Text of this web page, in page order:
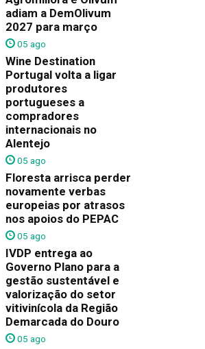
adiam a DemOlivum
2027 para março
05 ago
Wine Destination
Portugal volta a ligar
produtores
portugueses a
compradores
internacionais no
Alentejo
05 ago
Floresta arrisca perder
novamente verbas
europeias por atrasos
nos apoios do PEPAC
05 ago
IVDP entrega ao
Governo Plano para a
gestão sustentável e
valorização do setor
vitivinícola da Região
Demarcada do Douro
05 ago